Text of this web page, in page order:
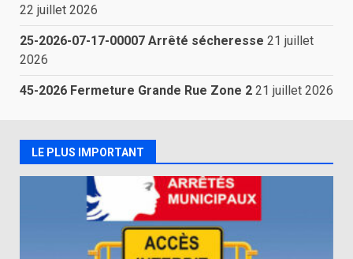
22 juillet 2026
25-2026-07-17-00007 Arrêté sécheresse 21 juillet
2026
45-2026 Fermeture Grande Rue Zone 2 21 juillet 2026
LE PLUS IMPORTANT